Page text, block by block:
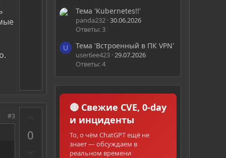
#3
0
Тема 'Kubernetes!!'
panda232 30.06.2026
Ответы: 3
U Тема 'Встроенный в ПК VPN'
user6ee423 29.07.2026
Ответы: 4
🔴 Свежие CVE, 0-day
и инциденты
То, о чём ChatGPT ещё не
знает — обсуждаем в
реальном времени